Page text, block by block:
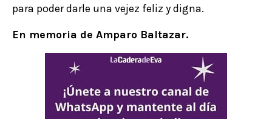
para poder darle una vejez feliz y digna.
En memoria de Amparo Baltazar.